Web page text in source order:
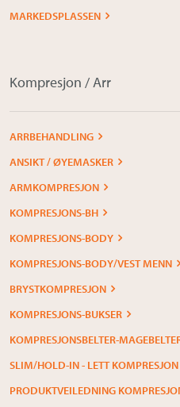
MARKEDSPLASSEN
Kompresjon / Arr
ARRBEHANDLING
ANSIKT / ØYEMASKER
ARMKOMPRESJON
KOMPRESJONS-BH
KOMPRESJONS-BODY
KOMPRESJONS-BODY/VEST MENN
BRYSTKOMPRESJON
KOMPRESJONS-BUKSER
KOMPRESJONSBELTER-
SLIM/HOLD-IN - LETT KOMPRESJON
PRODUKTVEILEDNING